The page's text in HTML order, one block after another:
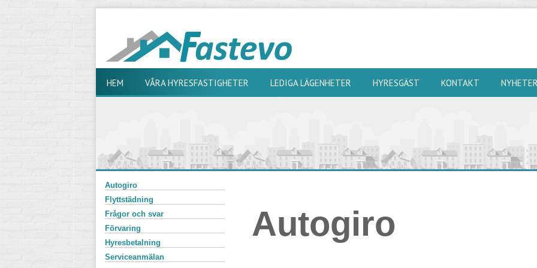
HEM VÅRA HYRESFASTIGHETER LEDIGA LÄGENHETER HYRESGÄST KONTAKT
Autogiro
Flyttstädning
Frågor och svar
Förvaring
Hyresbetalning
Serviceanmälan
Autogiro